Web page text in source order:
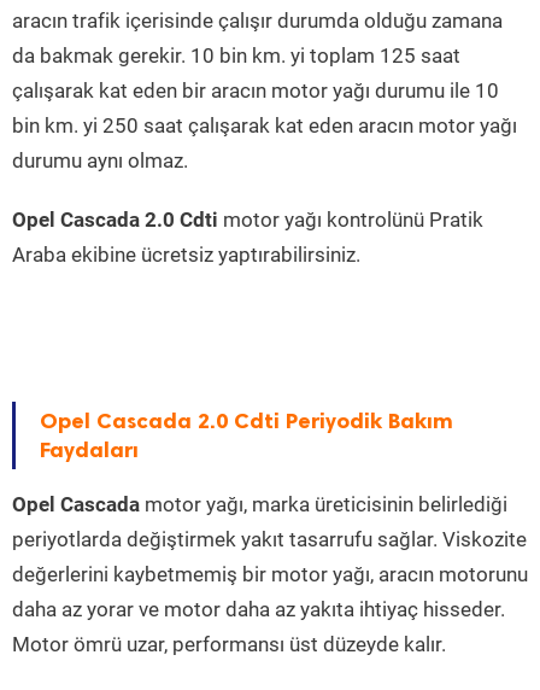
aracın trafik içerisinde çalışır durumda olduğu zamana
da bakmak gerekir. 10 bin km. yi toplam 125 saat
çalışarak kat eden bir aracın motor yağı durumu ile 10
bin km. yi 250 saat çalışarak kat eden aracın motor yağı
durumu aynı olmaz.
Opel Cascada 2.0 Cdti motor yağı kontrolünü Pratik
Araba ekibine ücretsiz yaptırabilirsiniz.
Opel Cascada 2.0 Cdti Periyodik Bakım
Faydaları
Opel Cascada motor yağı, marka üreticisinin belirlediği
periyotlarda değiştirmek yakıt tasarrufu sağlar. Viskozite
değerlerini kaybetmemiş bir motor yağı, aracın motorunu
daha az yorar ve motor daha az yakıta ihtiyaç hisseder.
Motor ömrü uzar, performansı üst düzeyde kalır.